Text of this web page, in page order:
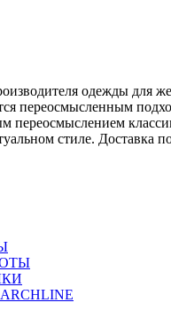
одежды для
переосмысленным
переосмыслением
стиле. Доставка